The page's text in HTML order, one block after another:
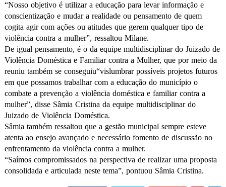
“Nosso objetivo é utilizar a educação para levar informação e
conscientização e mudar a realidade ou pensamento de quem
cogita agir com ações ou atitudes que gerem qualquer tipo de
violência contra a mulher”, ressaltou Milane.
De igual pensamento, é o da equipe multidisciplinar do Juizado de
Violência Doméstica e Familiar contra a Mulher, que por meio da
reuniu também se conseguiu“vislumbrar possíveis projetos futuros
em que possamos trabalhar com a educação do município o
combate a prevenção a violência doméstica e familiar contra a
mulher”, disse Sâmia Cristina da equipe multidisciplinar do
Juizado de Violência Doméstica.
Sâmia também ressaltou que a gestão municipal sempre esteve
atenta ao ensejo avançado e necessário fomento de discussão no
enfrentamento da violência contra a mulher.
“Saímos compromissados na perspectiva de realizar uma proposta
consolidada e articulada neste tema”, pontuou Sâmia Cristina.